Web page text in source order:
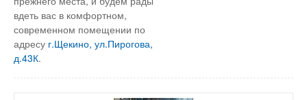
вдеть вас в комфортном,
современном помещении по
адресу г.Щекино, ул.Пирогова,
д.43К.